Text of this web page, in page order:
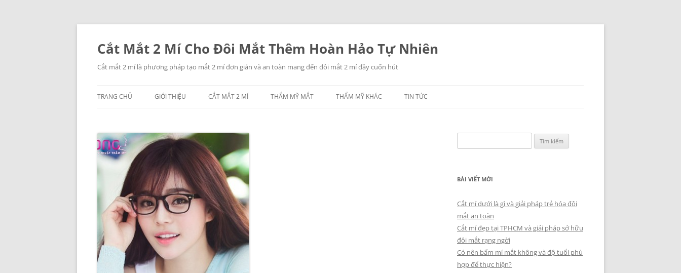
Chuyển
dung
Cắt Mắt 2 Mí Cho Đôi Mắt Thêm Hoàn Hảo Tự Nhiên
Cắt mắt 2 mí là phương pháp tạo mắt 2 mí đơn giản và an toàn mang đến đôi mắt 2 mí đầy cuốn hút
TRANG CHỦ GIỚI THIỆU CẮT MẮT 2 MÍ THẨM MỸ MẮT THẨM MỸ KHÁC TIN TỨC
kiếm
BÀI VIẾT MỚI
Cắt mí dưới là gì và giải pháp trẻ hóa đôi
mắt an toàn
Cắt mí đẹp tại TPHCM và giải pháp sở hữu
đôi mắt rạng ngời
Có nên bấm mí mắt không và độ tuổi phù
hợp để thực hiện?